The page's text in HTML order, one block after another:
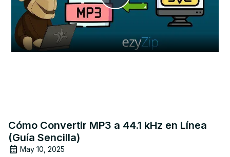
Play
Video
Cómo Convertir MP3 a 44.1 kHz en Línea
(Guía Sencilla)
May 10, 2025